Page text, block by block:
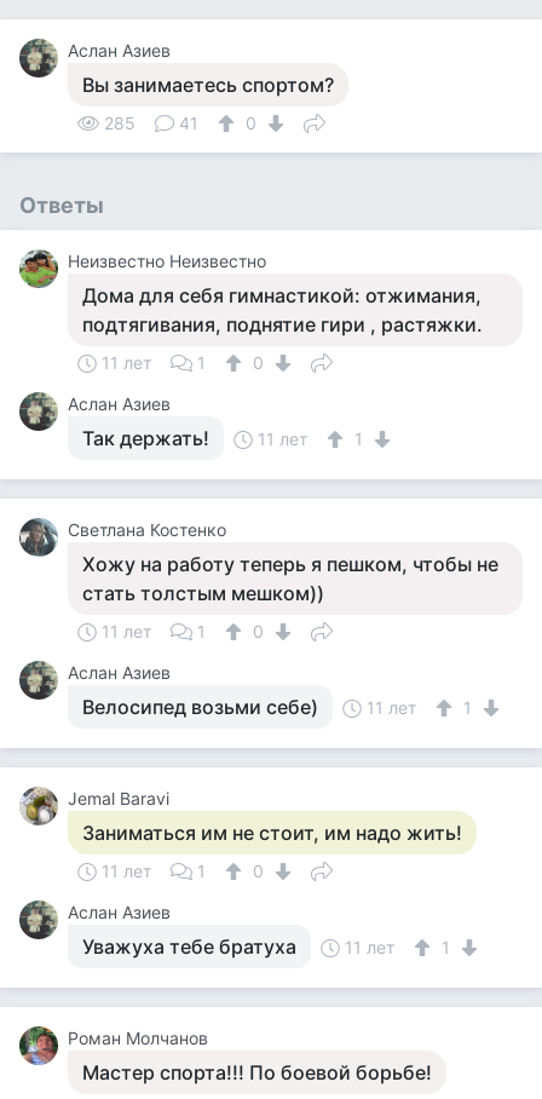
Аслан Азиев
Вы занимаетесь спортом?
285 41 0
Ответы
Неизвестно Неизвестно
Дома для себя гимнастикой: отжимания,
подтягивания, поднятие гири , растяжки.
11 лет 1
0
Аслан Азиев
Так держать! 11 лет 1
Светлана Костенко
Хожу на работу теперь я пешком, чтобы не
стать толстым мешком))
11 лет 1
0
Аслан Азиев
Велосипед возьми себе) 11 лет 1
Jemal Baravi
Заниматься им не стоит, им надо жить!
11 лет 1
0
Аслан Азиев
Уважуха тебе братуха 11 лет 1
Роман Молчанов
Мастер спорта!!! По боевой борьбе!